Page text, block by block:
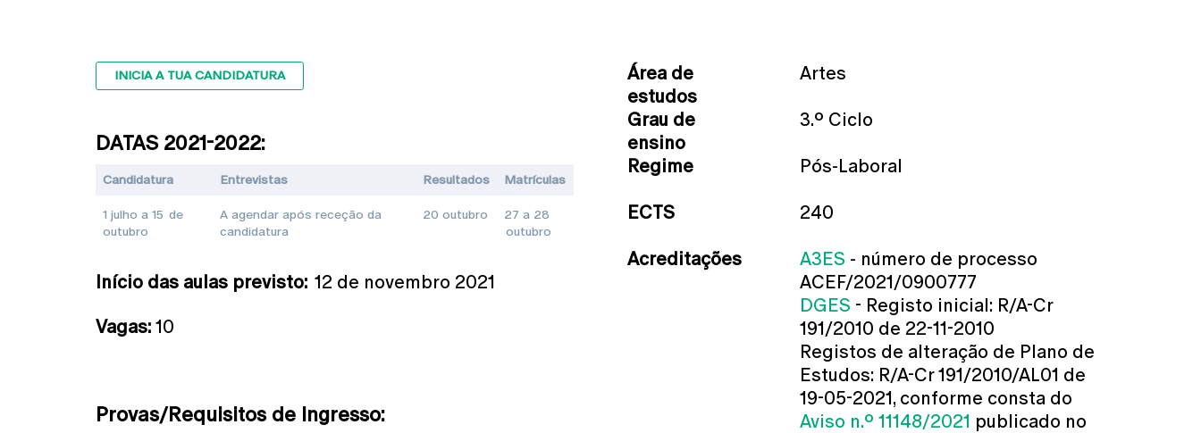
INICIA A TUA CANDIDATURA
DATAS 2021-2022:
Candidatura Entrevistas Resultados Matrículas
1 julho a 15 de
outubro
A agendar após receção da
candidatura
20 outubro
27 a 28
outubro
Início das aulas previsto: 12 de novembro 2021
Vagas: 10
Provas/Requisitos de Ingresso:
Área de
estudos
Artes
Grau de
ensino
3.º Ciclo
Regime Pós-Laboral
ECTS 240
Acreditações A3ES - número de processo
ACEF/2021/0900777
DGES - Registo inicial: R/A-Cr
191/2010 de 22-11-2010
Registos de alteração de Plano de
Estudos: R/A-Cr 191/2010/AL01 de
19-05-2021, conforme consta do
Aviso n.º 11148/2021 publicado no